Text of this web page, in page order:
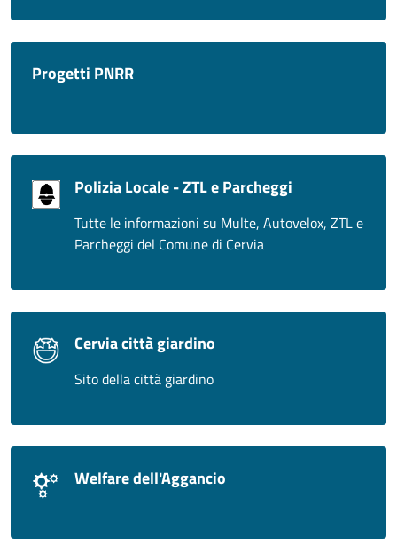
Progetti PNRR
Polizia Locale - ZTL e Parcheggi
Tutte le informazioni su Multe, Autovelox, ZTL e
Parcheggi del Comune di Cervia
Cervia città giardino
Sito della città giardino
Welfare dell'Aggancio